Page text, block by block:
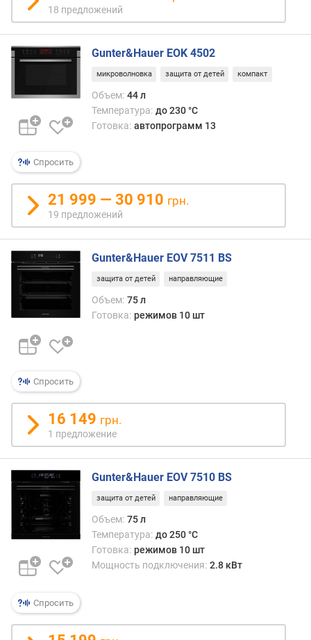
в
л
н
п
о
о
л
и
ч
е
с
в
у
е
д
л
ж
е
н
и
й
о
б
ъ
е
м
л
)
в
ы
с
18 предложений
Спросить
Gunter&Hauer EOK 4502
микроволновка защита от детей компакт
Объем: 44 л
Температура: до 230 °C
Готовка: автопрограмм 13
21 999 — 30 910 грн.
19 предложений
Спросить
Gunter&Hauer EOV 7511 BS
защита от детей направляющие
Объем: 75 л
Готовка: режимов 10 шт
16 149 грн.
1 предложение
Спросить
Gunter&Hauer EOV 7510 BS
защита от детей направляющие
Объем: 75 л
Температура: до 250 °C
Готовка: режимов 10 шт
Мощность подключения: 2.8 кВт